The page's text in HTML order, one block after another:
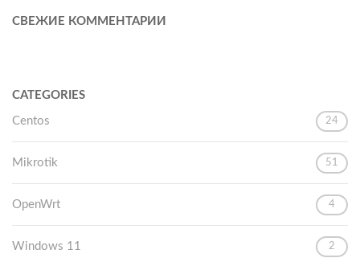
СВЕЖИЕ КОММЕНТАРИИ
CATEGORIES
Centos 24
Mikrotik 51
OpenWrt 4
Windows 11 2